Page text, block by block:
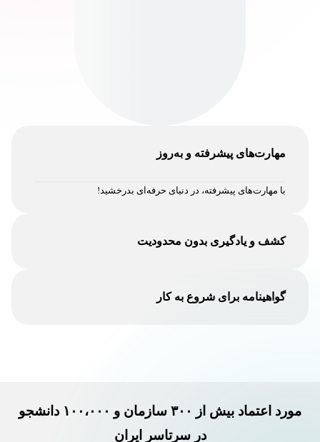
مهارت‌های پیشرفته و به‌روز
با مهارت‌های پیشرفته، در دنیای حرفه‌ای بدرخشید!
کشف و یادگیری بدون محدودیت
گواهینامه برای شروع به کار
مورد اعتماد بیش از ۳۰۰ سازمان و ۱۰۰،۰۰۰ دانشجو
در سرتاسر ایران